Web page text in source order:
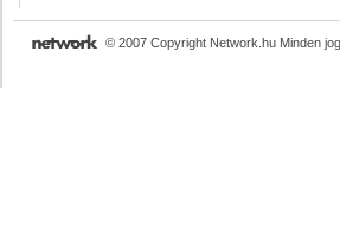
© 2007 Copyright Network.hu Minden